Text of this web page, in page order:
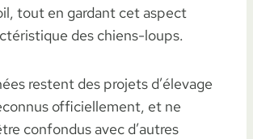
tout en gardant cet aspect
des chiens-loups.
restent des projets d’élevage
officiellement, et ne
confondus avec d’autres